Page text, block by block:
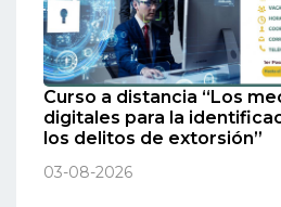
Curso a distancia “Los
digitales para la
los delitos de extorsión”
03-08-2026